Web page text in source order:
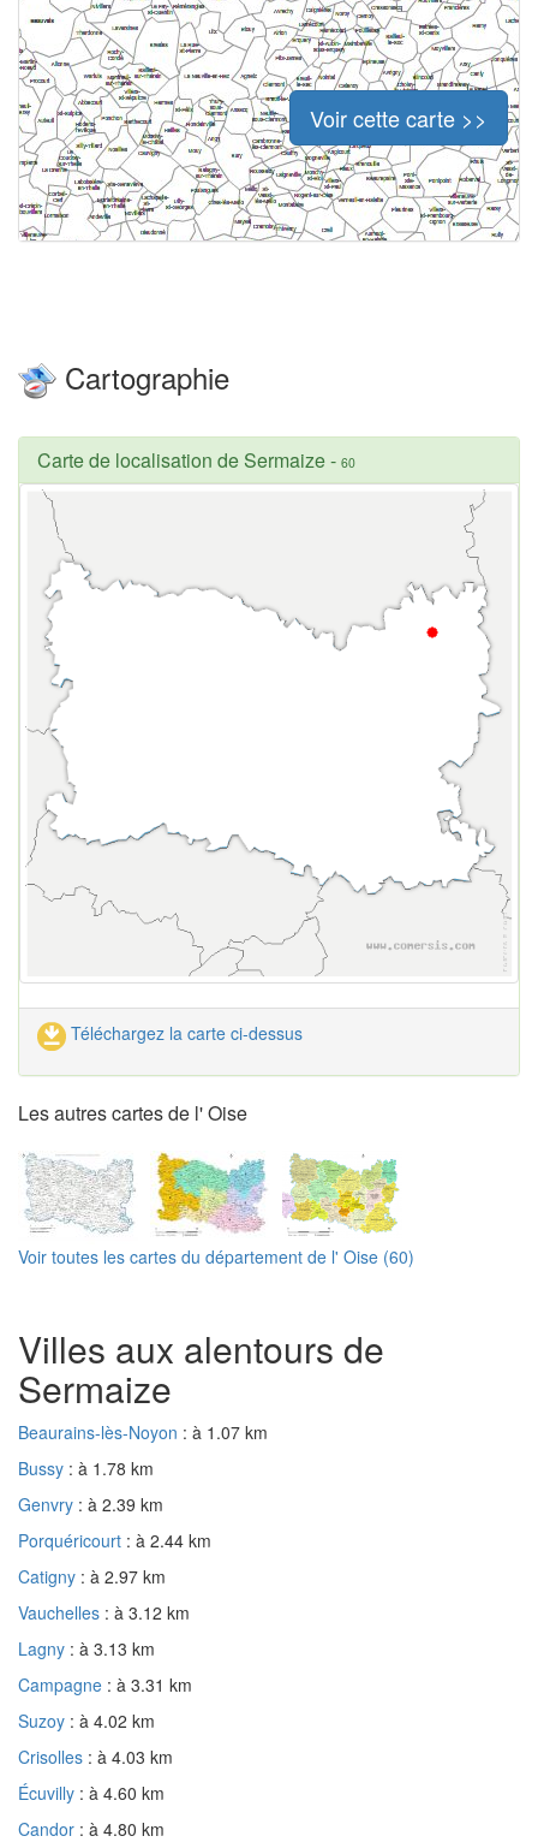
Voir cette carte >>
Cartographie
Carte de localisation de Sermaize- 60
Téléchargez la carte ci-dessus
Les autres cartes de l' Oise
Voir toutes les cartes du département de l' Oise (60)
Villes aux alentours de
Sermaize
Beaurains-lès-Noyon : à 1.07 km
Bussy : à 1.78 km
Genvry : à 2.39 km
Porquéricourt : à 2.44 km
Catigny : à 2.97 km
Vauchelles : à 3.12 km
Lagny : à 3.13 km
Campagne : à 3.31 km
Suzoy : à 4.02 km
Crisolles : à 4.03 km
Écuvilly : à 4.60 km
Candor : à 4.80 km